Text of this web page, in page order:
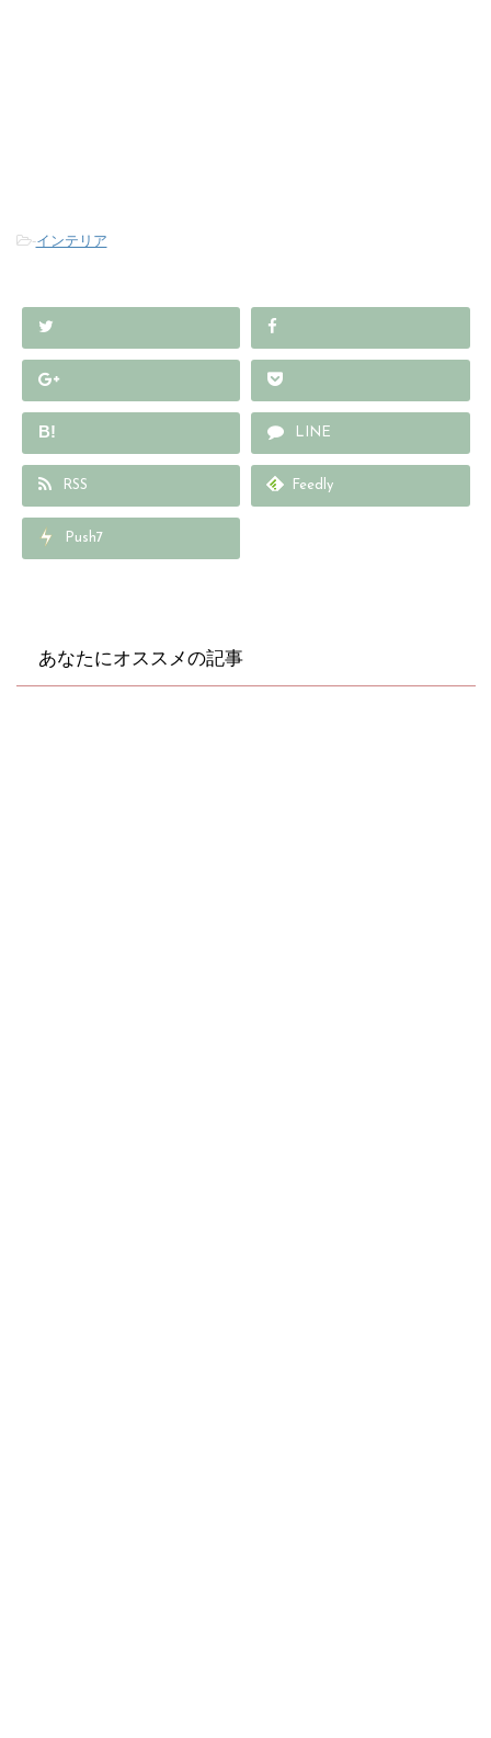
-インテリア
B! LINE
RSS Feedly
Push7
あなたにオススメの記事